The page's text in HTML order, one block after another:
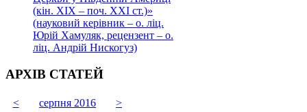
(кін. ХІХ – поч. ХХІ ст.)»
(науковий керівник – о. ліц.
Юрій Хамуляк, рецензент – о.
ліц. Андрій Нискогуз)
АРХІВ СТАТЕЙ
< серпня 2016
>